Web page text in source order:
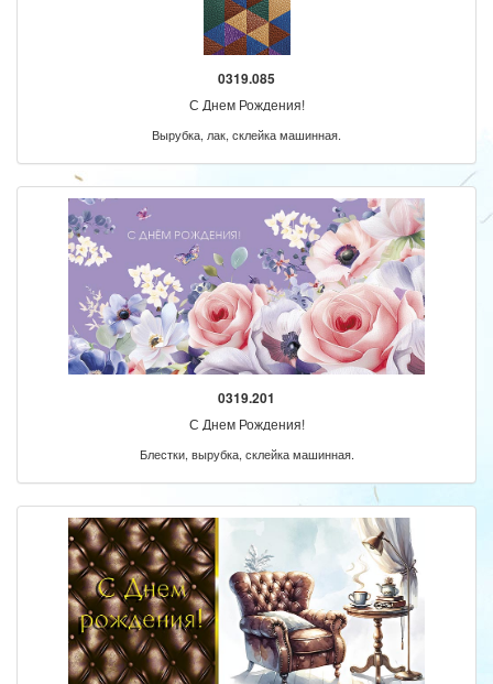
0319.085
С Днем Рождения!
Вырубка, лак, склейка машинная.
0319.201
С Днем Рождения!
Блестки, вырубка, склейка машинная.